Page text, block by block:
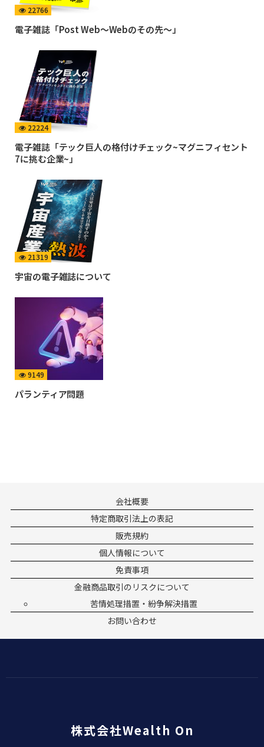
22766
電子雑誌「Post Web〜Webのその先〜」
22224
電子雑誌「テック巨人の格付けチェック~マグニフィセント
7に挑む企業~」
21319
宇宙の電子雑誌について
9149
パランティア問題
会社概要
特定商取引法上の表記
販売規約
個人情報について
免責事項
金融商品取引のリスクについて
苦情処理措置・紛争解決措置
お問い合わせ
株式会社Wealth On